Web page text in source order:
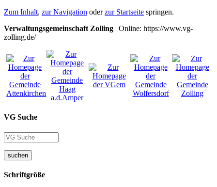
Zum Inhalt, zur Navigation oderzur Startseite springen.
Verwaltungsgemeinschaft Zolling | Online: https://www.vg-
zolling.de/
VG Suche
suchen
Schriftgröße